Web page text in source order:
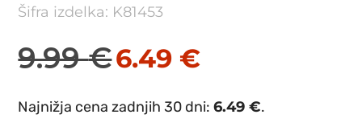
Šifra izdelka: K81453
9.99€
Izvirna
cena
6.49 €
Trenutna
cena
Najnižja cena zadnjih 30 dni:6.49€.